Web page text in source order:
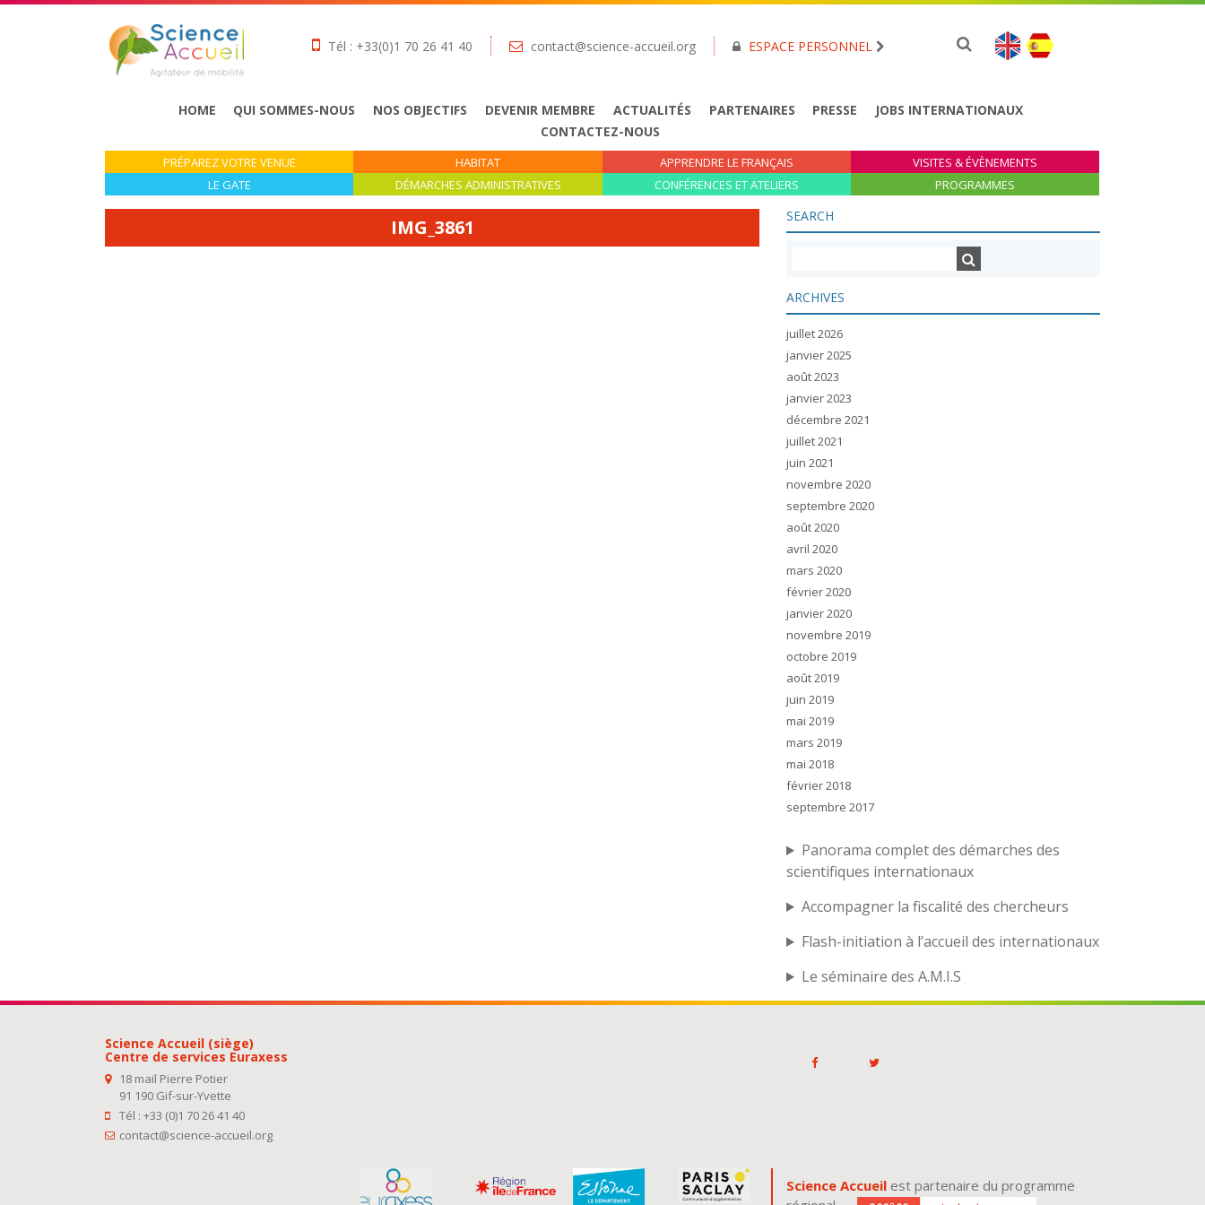
Tél : +33(0)1 70 26 41 40 contact@science-accueil.org ESPACE PERSONNEL
HOME QUI SOMMES-NOUS NOS OBJECTIFS DEVENIR MEMBRE ACTUALITÉS PARTENAIRES PRESSE
JOBS INTERNATIONAUX
CONTACTEZ-NOUS
PRÉPAREZ VOTRE VENUE HABITAT APPRENDRE LE FRANÇAIS
VISITES & ÉVÈNEMENTS
LE GATE
DÉMARCHES ADMINISTRATIVES CONFÉRENCES ET ATELIERS PROGRAMMES
IMG_3861 SEARCH
ARCHIVES
juillet 2026
janvier 2025
août 2023
janvier 2023
décembre 2021
juillet 2021
juin 2021
novembre 2020
septembre 2020
août 2020
avril 2020
mars 2020
février 2020
janvier 2020
novembre 2019
octobre 2019
août 2019
juin 2019
mai 2019
mars 2019
mai 2018
février 2018
septembre 2017
Panorama complet des démarches des
scientifiques internationaux
Accompagner la fiscalité des chercheurs
Flash-initiation à l’accueil des internationaux
Le séminaire des A.M.I.S
Science Accueil (siège)
Centre de services Euraxess
18 mail Pierre Potier
91 190 Gif-sur-Yvette
Tél : +33 (0)1 70 26 41 40
contact@science-accueil.org
Science Accueil est partenaire du programme